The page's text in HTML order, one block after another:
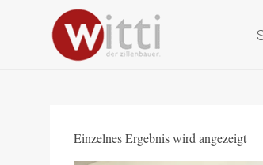
Einzelnes Ergebnis wird angezeigt